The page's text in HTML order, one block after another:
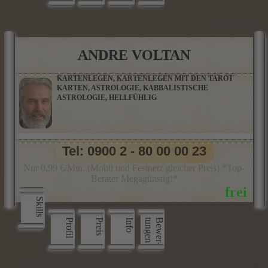
ANDRE VOLTAN
KARTENLEGEN, KARTENLEGEN MIT DEN TAROT
KARTEN, ASTROLOGIE, KABBALISTISCHE
ASTROLOGIE, HELLFÜHLIG
Skills
Profil
Preis Info B
e
w
e
r
­
t
u
n
g
e
n
Tel: 0900 2 - 80 00 00 23